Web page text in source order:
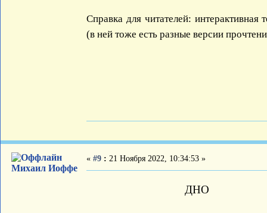
Справка для читателей: интерактивная
(в ней тоже есть разные версии
Михаил Иоффе
« #9 : 21 Ноября 2022, 10:34:53 »
ДНО